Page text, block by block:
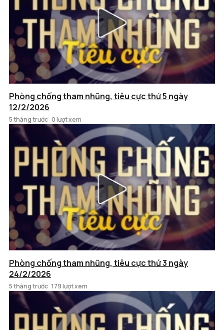
Phòng chống tham nhũng, tiêu cực thứ 5 ngày
12/2/2026
5 tháng trước 0 lượt xem
Phòng chống tham nhũng, tiêu cực thứ 3 ngày
24/2/2026
5 tháng trước 179 lượt xem